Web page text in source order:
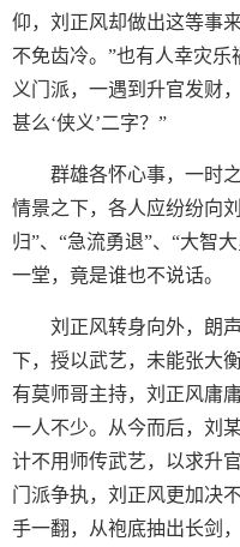
仰，刘正风却做出这等事
不免齿冷。”也有人幸灾
义门派，一遇到升官发财
甚么‘侠义’二字？”
群雄各怀心事，一时
情景之下，各人应纷纷向
归”、“急流勇退”、“大智
一堂，竟是谁也不说话。
刘正风转身向外，朗
下，授以武艺，未能张大
有莫师哥主持，刘正风庸
一人不少。从今而后，刘
计不用师传武艺，以求升
门派争执，刘正风更加决
手一翻，从袍底抽出长剑